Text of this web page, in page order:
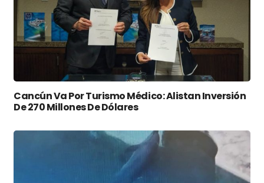
Cancún Va Por Turismo Médico: Alistan Inversión
De 270 Millones De Dólares